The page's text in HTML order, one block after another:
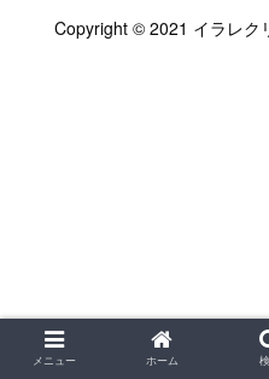
Copyright © 2021 イラレク
メニュー ホーム